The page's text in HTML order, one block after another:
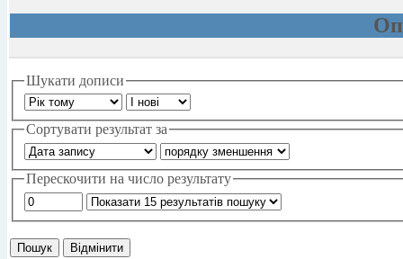
Шукати дописи
Сортувати результат за
Перескочити на число результату